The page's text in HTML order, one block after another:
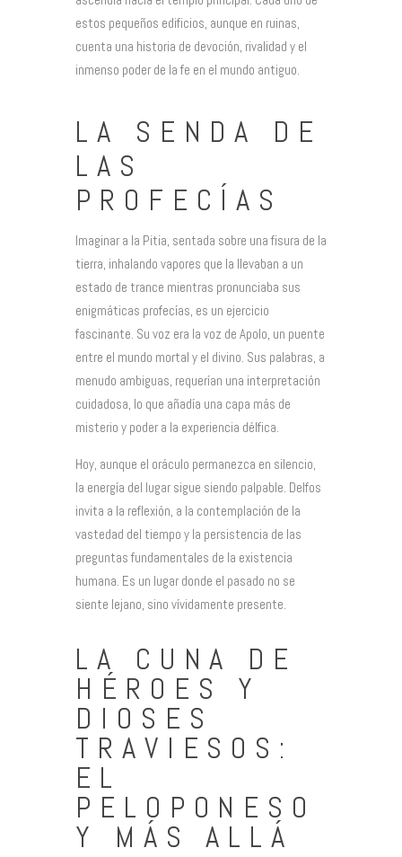
estos pequeños edificios, aunque en ruinas,
cuenta una historia de devoción, rivalidad y el
inmenso poder de la fe en el mundo antiguo.
LA SENDA DE
LAS
PROFECÍAS
Imaginar a la Pitia, sentada sobre una fisura de la
tierra, inhalando vapores que la llevaban a un
estado de trance mientras pronunciaba sus
enigmáticas profecías, es un ejercicio
fascinante. Su voz era la voz de Apolo, un puente
entre el mundo mortal y el divino. Sus palabras, a
menudo ambiguas, requerían una interpretación
cuidadosa, lo que añadía una capa más de
misterio y poder a la experiencia délfica.
Hoy, aunque el oráculo permanezca en silencio,
la energía del lugar sigue siendo palpable. Delfos
invita a la reflexión, a la contemplación de la
vastedad del tiempo y la persistencia de las
preguntas fundamentales de la existencia
humana. Es un lugar donde el pasado no se
siente lejano, sino vívidamente presente.
LA CUNA DE
HÉROES Y
DIOSES
TRAVIESOS:
EL
PELOPONESO
Y MÁS ALLÁ